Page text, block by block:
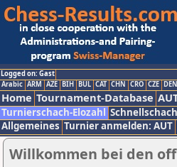
Logged on: Gast
Arabic ARM AZE BIH BUL CAT CHN CRO CZE DEN
Home Tournament-Database
Turnierschach-Elozahl
Allgemeines Turnier anmelden: AUT
Willkommen bei den